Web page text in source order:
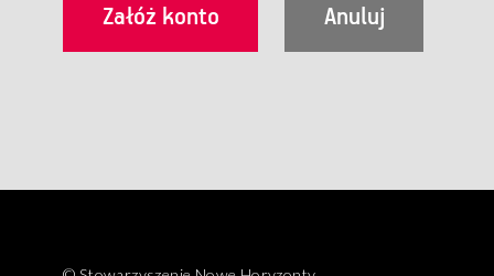
§ 3
Korzystanie ze wszystkich aplikacji Serwisu może być